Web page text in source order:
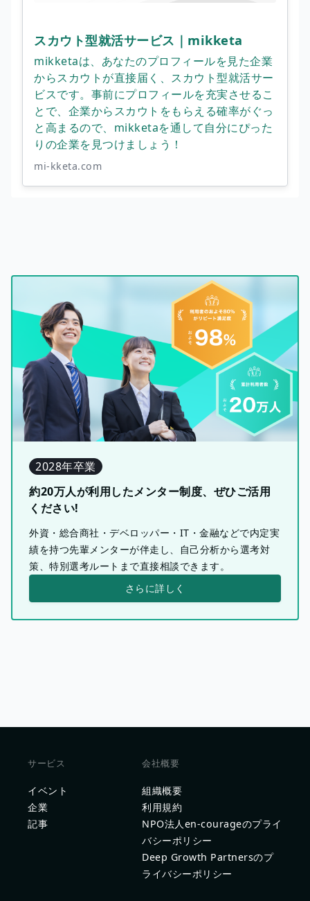
スカウト型就活サービス｜mikketa
mikketaは、あなたのプロフィールを見た企業
からスカウトが直接届く、スカウト型就活サー
ビスです。事前にプロフィールを充実させるこ
とで、企業からスカウトをもらえる確率がぐっ
と高まるので、mikketaを通して自分にぴった
りの企業を見つけましょう！
mi-kketa.com
2028年卒業
約20万人が利用したメンター制度、ぜひご活用
ください!
外資・総合商社・デベロッパー・IT・金融などで内定実
績を持つ先輩メンターが伴走し、自己分析から選考対
策、特別選考ルートまで直接相談できます。
さらに詳しく
サービス
イベント
企業
記事
会社概要
組織概要
利用規約
NPO法人en-courageのプライ
バシーポリシー
Deep Growth Partnersのプ
ライバシーポリシー